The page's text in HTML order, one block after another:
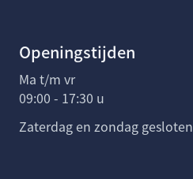
Openingstijden
Ma t/m vr
09:00 - 17:30 u
Zaterdag en zondag gesloten